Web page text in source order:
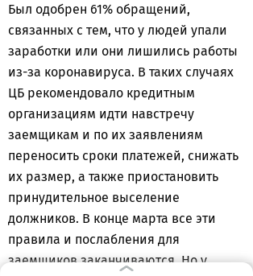
Был одобрен 61% обращений,
связанных с тем, что у людей упали
заработки или они лишились работы
из-за коронавируса. В таких случаях
ЦБ рекомендовало кредитным
организациям идти навстречу
заемщикам и по их заявлениям
переносить сроки платежей, снижать
их размер, а также приостановить
принудительное выселение
должников. В конце марта все эти
правила и послабления для
заемщиков заканчиваются. Но у